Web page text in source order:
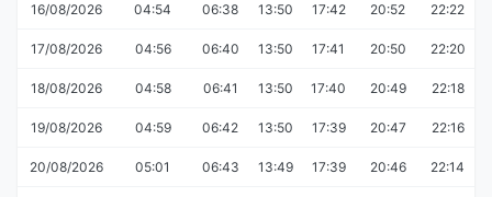
16/08/2026 04:54 06:38 13:50 17:42 20:52 22:22
17/08/2026 04:56 06:40 13:50 17:41 20:50 22:20
18/08/2026 04:58 06:41 13:50 17:40 20:49 22:18
19/08/2026 04:59 06:42 13:50 17:39 20:47 22:16
20/08/2026 05:01 06:43 13:49 17:39 20:46 22:14